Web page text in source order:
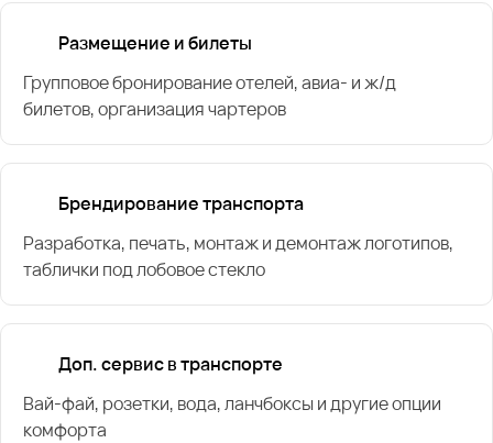
Размещение и билеты
Групповое бронирование отелей, авиа- и ж/д
билетов, организация чартеров
Брендирование транспорта
Разработка, печать, монтаж и демонтаж логотипов,
таблички под лобовое стекло
Доп. сервис в транспорте
Вай-фай, розетки, вода, ланчбоксы и другие опции
комфорта